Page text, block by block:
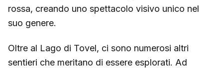
rossa, creando uno spettacolo visivo unico nel
suo genere.
Oltre al Lago di Tovel, ci sono numerosi altri
sentieri che meritano di essere esplorati. Ad